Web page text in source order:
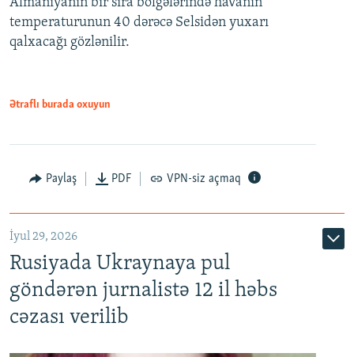
temperaturunun 40 dərəcə Selsidən yuxarı
qalxacağı gözlənilir.
Ətraflı burada oxuyun
Paylaş PDF VPN-siz açmaq
İyul 29, 2026
Rusiyada Ukraynaya pul
göndərən jurnalistə 12 il həbs
cəzası verilib